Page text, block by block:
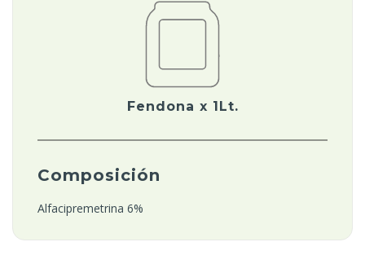
Composición
Alfacipremetrina 6%
Fendona x 1Lt.